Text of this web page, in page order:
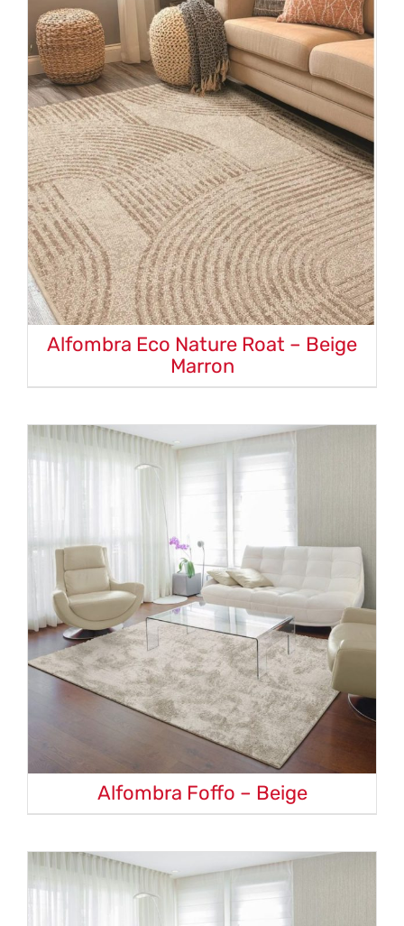
Alfombra Eco Nature Roat – Beige
Marron
Alfombra Foffo – Beige